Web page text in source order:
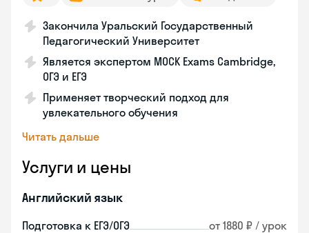
Закончила Уральский Государственный
Педагогический Университет
Является экспертом MOCK Exams Cambridge,
ОГЭ и ЕГЭ
Применяет творческий подход для
увлекательного обучения
Читать дальше
Услуги и цены
Английский язык
Подготовка к ЕГЭ/ОГЭ от 1880 ₽ / урок